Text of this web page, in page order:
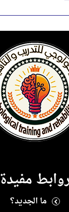
روابط مفيدة
ما الجديد؟